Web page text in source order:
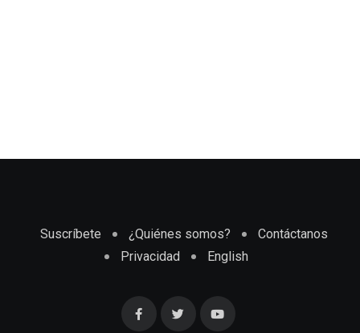
Suscríbete ¿Quiénes somos?
Contáctanos
Privacidad
English